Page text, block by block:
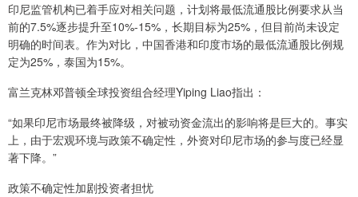
印尼监管机构已着手应对相关问题，计划将最低流通股比例要求从当
前的7.5%逐步提升至10%-15%，长期目标为25%，但目前尚未设定
明确的时间表。作为对比，中国香港和印度市场的最低流通股比例规
定为25%，泰国为15%。
富兰克林邓普顿全球投资组合经理Yiping Liao指出：
“如果印尼市场最终被降级，对被动资金流出的影响将是巨大的。事实
上，由于宏观环境与政策不确定性，外资对印尼市场的参与度已经显
著下降。”
政策不确定性加剧投资者担忧